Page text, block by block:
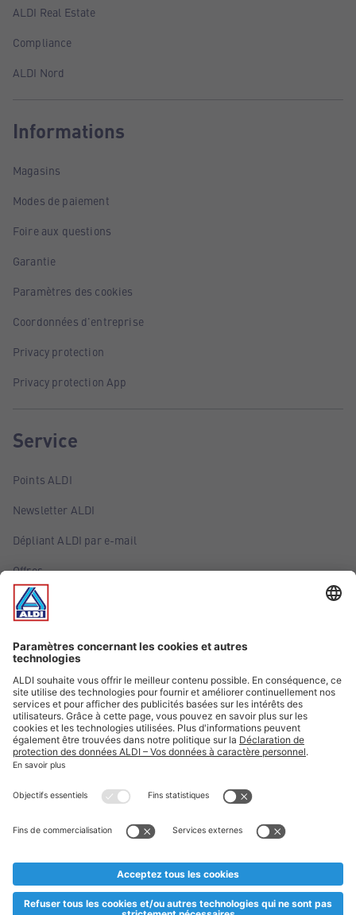
ALDI Real Estate
Compliance
ALDI Nord
Informations
Magasins
Modes de paiement
Foire aux questions
Garantie
Paramètres des cookies
Coordonnées d'entreprise
Privacy protection
Privacy protection App
Service
Points ALDI
Newsletter ALDI
Dépliant ALDI par e-mail
Offres
Infos essentielles
Suivez ALDI Luxembourg
Textes marqués d'un astérisque et mentions légales
esoulaang bis de Stock eidel ass. Mir soen Iech Merci fir Äert
Planifikatioun ausverkaaft sollte sinn. De VALORLUX-Präis an
** Op dësem Site huet d'Benotze vun der männlecher Form eng
besser Liesbarkeet am Sënn an huet keng diskriminéierend